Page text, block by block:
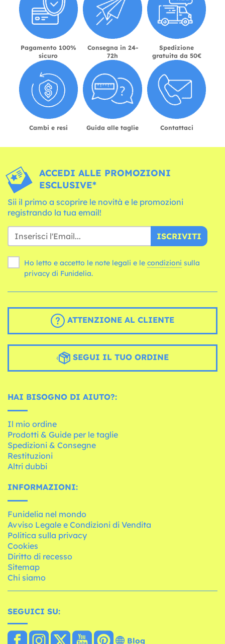
Pagamento 100%
sicuro
Consegna in 24-
72h
Spedizione
gratuita da 50€
Cambi e resi Guida alle taglie Contattaci
ACCEDI ALLE PROMOZIONI
ESCLUSIVE*
Sii il primo a scoprire le novità e le promozioni
registrando la tua email!
ISCRIVITI
Ho letto e accetto le note legali e le condizioni
privacy di Funidelia.
ATTENZIONE AL CLIENTE
SEGUI IL TUO ORDINE
HAI BISOGNO DI AIUTO?:
Il mio ordine
Prodotti & Guide per le taglie
Spedizioni & Consegne
Restituzioni
Altri dubbi
INFORMAZIONI:
Funidelia nel mondo
Avviso Legale e Condizioni di Vendita
Politica sulla privacy
Cookies
Diritto di recesso
Sitemap
Chi siamo
SEGUICI SU:
Blog